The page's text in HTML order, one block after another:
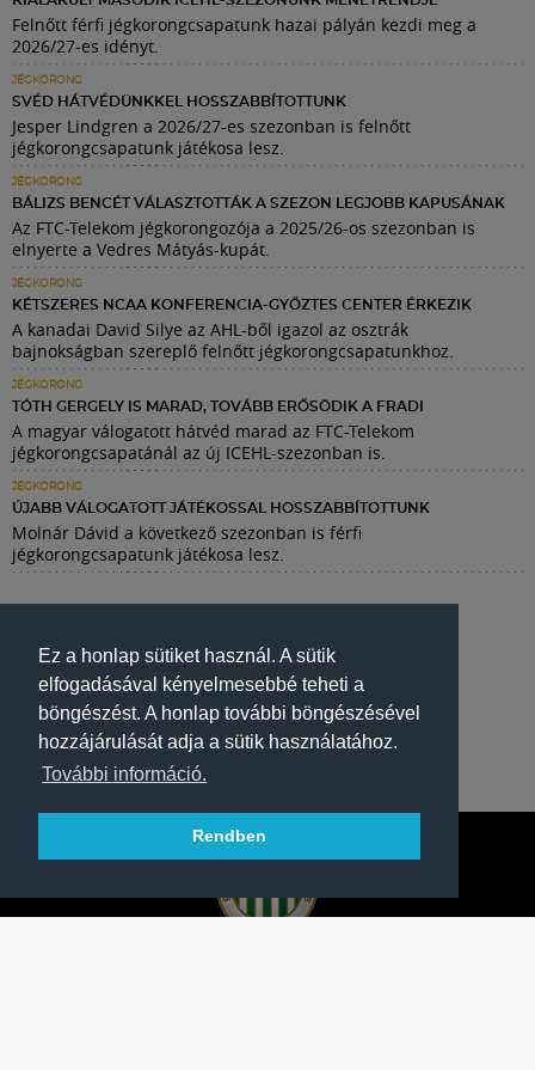
Ez a honlap sütiket használ. A sütik
elfogadásával kényelmesebbé teheti a
böngészést. A honlap további böngészésével
hozzájárulását adja a sütik használatához.
További információ.
Rendben
Felnőtt férfi jégkorongcsapatunk hazai pályán kezdi meg a
2026/27-es idényt.
JÉGKORONG
SVÉD HÁTVÉDÜNKKEL HOSSZABBÍTOTTUNK
Jesper Lindgren a 2026/27-es szezonban is felnőtt
jégkorongcsapatunk játékosa lesz.
JÉGKORONG
BÁLIZS BENCÉT VÁLASZTOTTÁK A SZEZON LEGJOBB KAPUSÁNAK
Az FTC-Telekom jégkorongozója a 2025/26-os szezonban is
elnyerte a Vedres Mátyás-kupát.
JÉGKORONG
KÉTSZERES NCAA KONFERENCIA-GYŐZTES CENTER ÉRKEZIK
A kanadai David Silye az AHL-ből igazol az osztrák
bajnokságban szereplő felnőtt jégkorongcsapatunkhoz.
JÉGKORONG
TÓTH GERGELY IS MARAD, TOVÁBB ERŐSÖDIK A FRADI
A magyar válogatott hátvéd marad az FTC-Telekom
jégkorongcsapatánál az új ICEHL-szezonban is.
JÉGKORONG
ÚJABB VÁLOGATOTT JÁTÉKOSSAL HOSSZABBÍTOTTUNK
Molnár Dávid a következő szezonban is férfi
jégkorongcsapatunk játékosa lesz.